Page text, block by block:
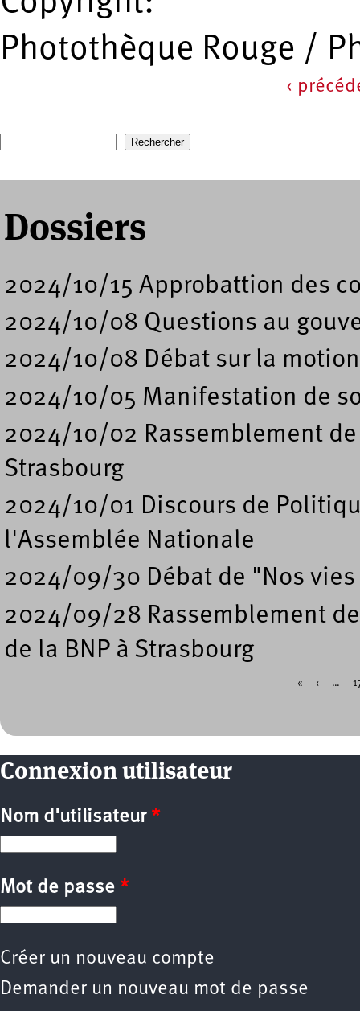
Photothèque Rouge /
‹
Formulaire de recherche
Dossiers
2024/10/15 Approbattion des
2024/10/08 Questions au
2024/10/08 Débat sur la
2024/10/05 Manifestation de
2024/10/02 Rassemblement
Strasbourg
2024/10/01 Discours de
l'Assemblée Nationale
2024/09/30 Débat de "Nos
2024/09/28 Rassemblement
de la BNP à Strasbourg
« ‹ …
Connexion utilisateur
Nom d'utilisateur *
Mot de passe *
Créer un nouveau compte
Demander un nouveau mot de passe